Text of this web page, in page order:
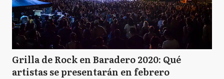
Grilla de Rock en Baradero 2020: Qué
artistas se presentarán en febrero